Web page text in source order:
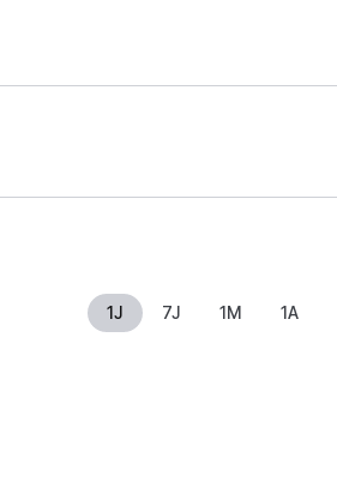
1J 7J 1M 1A